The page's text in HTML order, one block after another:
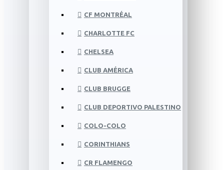
CF MONTRÉAL
CHARLOTTE FC
CHELSEA
CLUB AMÉRICA
CLUB BRUGGE
CLUB DEPORTIVO PALESTINO
COLO-COLO
CORINTHIANS
CR FLAMENGO